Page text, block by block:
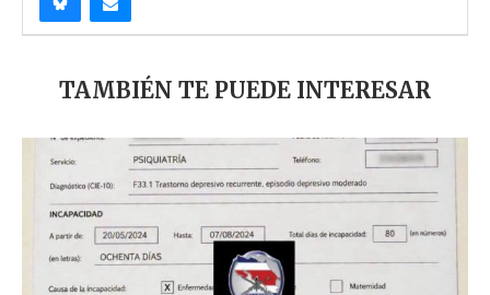
TAMBIÉN TE PUEDE INTERESAR